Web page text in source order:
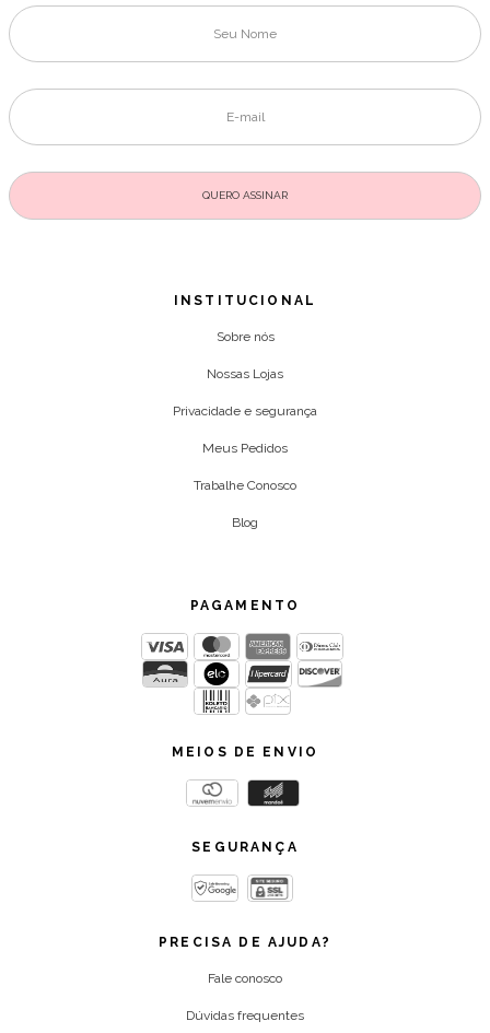
INSTITUCIONAL
Sobre nós
Nossas Lojas
Privacidade e segurança
Meus Pedidos
Trabalhe Conosco
Blog
PAGAMENTO
MEIOS DE ENVIO
SEGURANÇA
PRECISA DE AJUDA?
Fale conosco
Dúvidas frequentes